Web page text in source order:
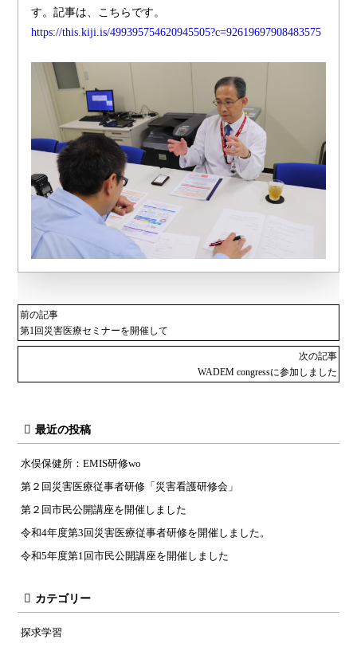
す。記事は、こちらです。
https://this.kiji.is/499395754620945505?c=92619697908483575
前の記事
第1回災害医療セミナーを開催して
次の記事
WADEM congressに参加しました
最近の投稿
水俣保健所：EMIS研修wo
第２回災害医療従事者研修「災害看護研修会」
第２回市民公開講座を開催しました
令和4年度第3回災害医療従事者研修を開催しました。
令和5年度第1回市民公開講座を開催しました
カテゴリー
探求学習